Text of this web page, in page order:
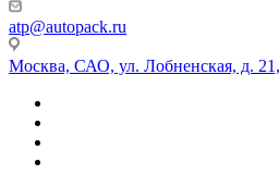
atp@autopack.ru
Москва, САО, ул. Лобненская, д.